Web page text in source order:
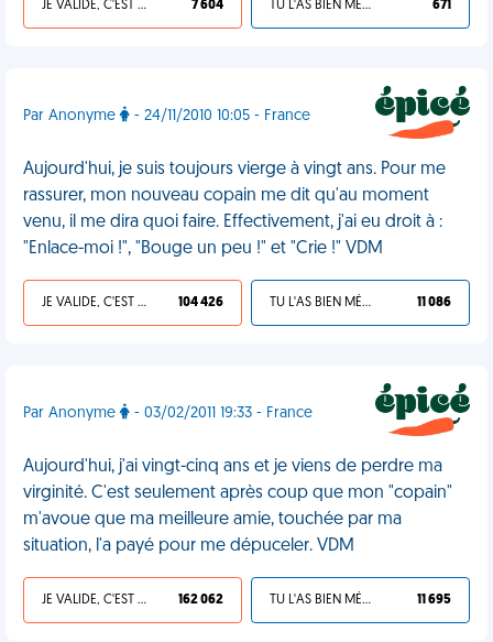
JE VALIDE, C'EST UNE VDM 7 604 TU L'AS BIEN MÉRITÉ 671
Par Anonyme - 24/11/2010 10:05 - France
Aujourd'hui, je suis toujours vierge à vingt ans. Pour me
rassurer, mon nouveau copain me dit qu'au moment
venu, il me dira quoi faire. Effectivement, j'ai eu droit à :
"Enlace-moi !", "Bouge un peu !" et "Crie !" VDM
JE VALIDE, C'EST UNE VDM 104 426 TU L'AS BIEN MÉRITÉ 11 086
Par Anonyme - 03/02/2011 19:33 - France
Aujourd'hui, j'ai vingt-cinq ans et je viens de perdre ma
virginité. C'est seulement après coup que mon "copain"
m'avoue que ma meilleure amie, touchée par ma
situation, l'a payé pour me dépuceler. VDM
JE VALIDE, C'EST UNE VDM 162 062 TU L'AS BIEN MÉRITÉ 11 695